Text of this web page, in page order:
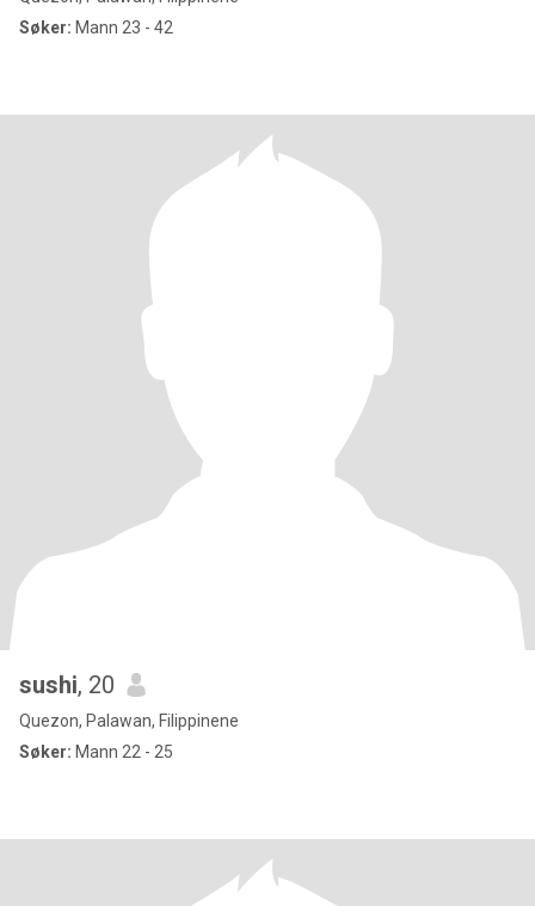
Søker: Mann 23 - 42
sushi, 20
Quezon, Palawan, Filippinene
Søker: Mann 22 - 25